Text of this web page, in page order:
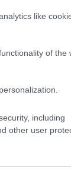
like
of the
including
other user
5,9 liter →
jobb